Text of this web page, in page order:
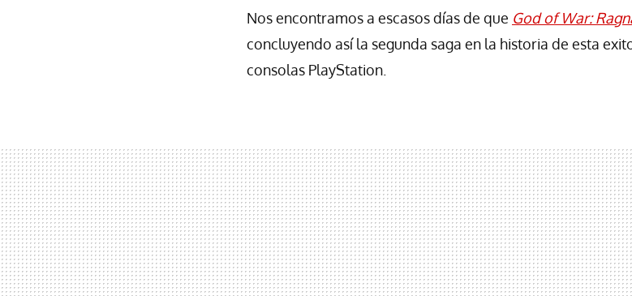
Nos encontramos a escasos días de que God of War:
concluyendo así la segunda saga en la historia de esta
consolas PlayStation.